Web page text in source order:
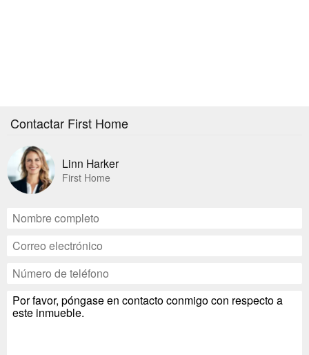
Contactar First Home
Linn Harker
First Home